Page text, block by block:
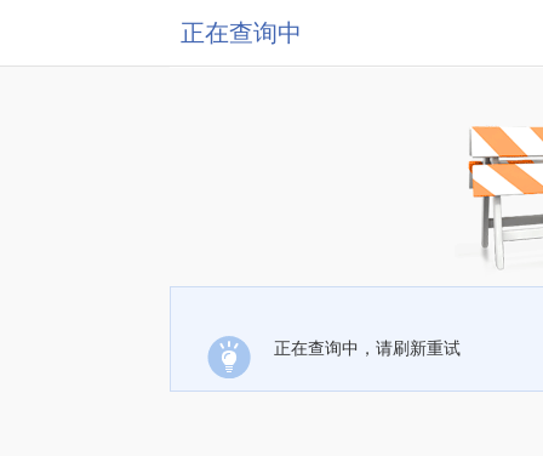
正在查询中
正在查询中，请刷新重试